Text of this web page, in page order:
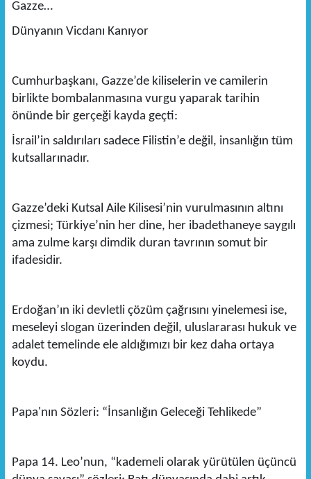
Gazze…
Dünyanın Vicdanı Kanıyor
Cumhurbaşkanı, Gazze’de kiliselerin ve camilerin
birlikte bombalanmasına vurgu yaparak tarihin
önünde bir gerçeği kayda geçti:
İsrail’in saldırıları sadece Filistin’e değil, insanlığın tüm
kutsallarınadır.
Gazze’deki Kutsal Aile Kilisesi’nin vurulmasının altını
çizmesi; Türkiye’nin her dine, her ibadethaneye saygılı
ama zulme karşı dimdik duran tavrının somut bir
ifadesidir.
Erdoğan’ın iki devletli çözüm çağrısını yinelemesi ise,
meseleyi slogan üzerinden değil, uluslararası hukuk ve
adalet temelinde ele aldığımızı bir kez daha ortaya
koydu.
Papa'nın Sözleri: “İnsanlığın Geleceği Tehlikede”
Papa 14. Leo’nun, “kademeli olarak yürütülen üçüncü